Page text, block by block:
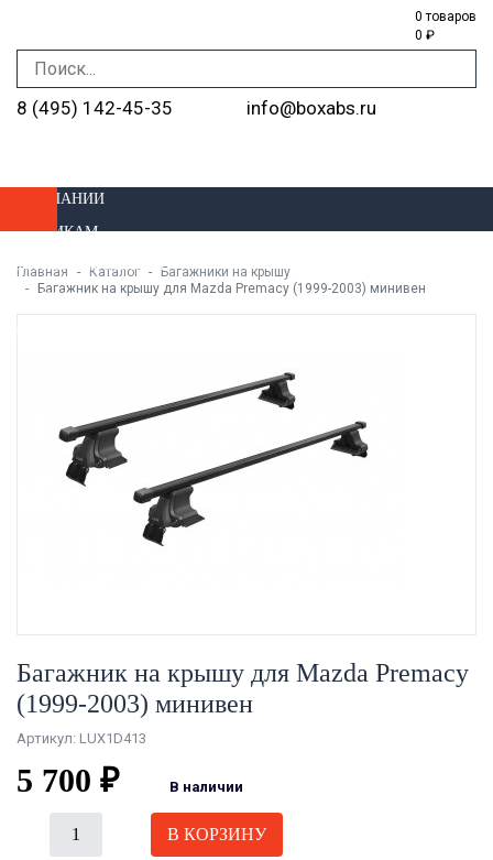
0 товаров
0 ₽
8 (495) 142-45-35 info@boxabs.ru
О КОМПАНИИ
ОПТОВИКАМ
ДОСТАВКА И ОПЛАТА
УСТАНОВКА
Главная Каталог
Багажники на крышу
Багажник на крышу для Mazda Premacy (1999-2003) минивен
Багажник на крышу для Mazda Premacy
(1999-2003) минивен
Артикул: LUX1D413
5 700 ₽ В наличии
В КОРЗИНУ